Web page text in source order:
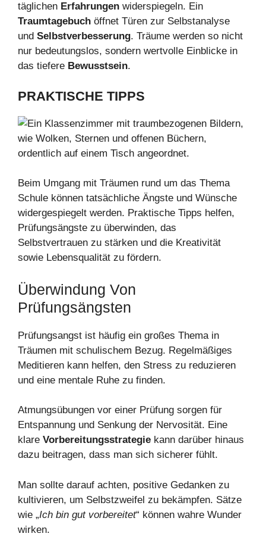
täglichen Erfahrungen widerspiegeln. Ein
Traumtagebuch öffnet Türen zur Selbstanalyse
und Selbstverbesserung. Träume werden so nicht
nur bedeutungslos, sondern wertvolle Einblicke in
das tiefere Bewusstsein.
PRAKTISCHE TIPPS
Beim Umgang mit Träumen rund um das Thema
Schule können tatsächliche Ängste und Wünsche
widergespiegelt werden. Praktische Tipps helfen,
Prüfungsängste zu überwinden, das
Selbstvertrauen zu stärken und die Kreativität
sowie Lebensqualität zu fördern.
Überwindung Von
Prüfungsängsten
Prüfungsangst ist häufig ein großes Thema in
Träumen mit schulischem Bezug. Regelmäßiges
Meditieren kann helfen, den Stress zu reduzieren
und eine mentale Ruhe zu finden.
Atmungsübungen vor einer Prüfung sorgen für
Entspannung und Senkung der Nervosität. Eine
klare Vorbereitungsstrategie kann darüber hinaus
dazu beitragen, dass man sich sicherer fühlt.
Man sollte darauf achten, positive Gedanken zu
kultivieren, um Selbstzweifel zu bekämpfen. Sätze
wie „Ich bin gut vorbereitet“ können wahre Wunder
wirken.